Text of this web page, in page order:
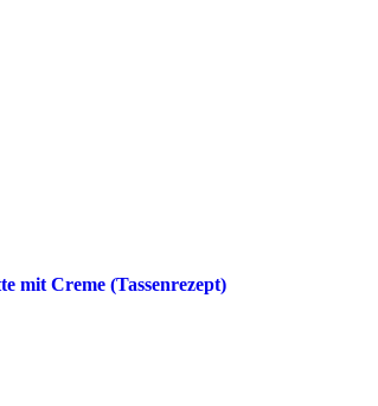
mit Creme (Tassenrezept)